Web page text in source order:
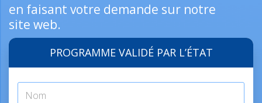
en faisant votre demande sur notre
site web.
PROGRAMME VALIDÉ PAR L’ÉTAT